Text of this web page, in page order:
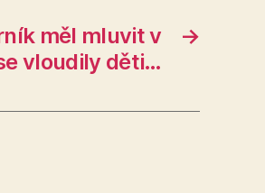
→
měl mluvit v
vloudily děti…